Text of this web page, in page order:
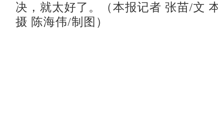
决，就太好了。（本报记者 张苗/文
摄 陈海伟/制图）